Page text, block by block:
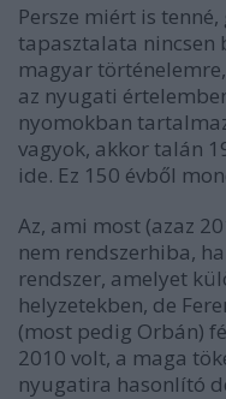
Persze miért is
tapasztalata nincsen
magyar
az nyugati
nyomokban
vagyok, akkor talán
ide. Ez 150 évből
Az, ami most (azaz
nem rendszerhiba,
rendszer, amelyet
helyzetekben, de
(most pedig Orbán)
2010 volt, a maga
nyugatira hasonlító